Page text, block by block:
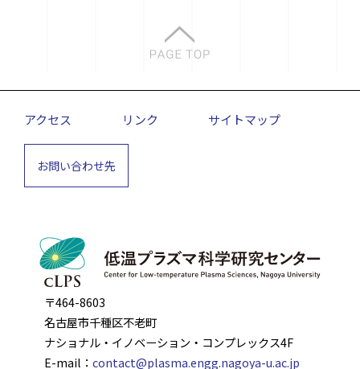
アクセス リンク サイトマップ
お問い合わせ先
〒464-8603
名古屋市千種区不老町
ナショナル・イノベーション・コンプレックス4F
E-mail： contact@plasma.engg.nagoya-u.ac.jp